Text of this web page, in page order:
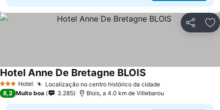
Partilhar
3 EstrelasHotel Localização no centro histórico da cidadeVer preços
Hotel Anne De Bretagne BLOIS
8,2 Muito boa 3.285 Blois, a 4.0 km de Villebarou